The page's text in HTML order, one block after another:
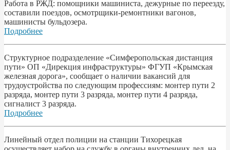
Работа в РЖД: помощники машиниста, дежурные по переезду,
составили поездов, осмотрщики-ремонтники вагонов,
машинисты бульдозера.
Подробнее
Структурное подразделение «Симферопольская дистанция
пути» ОП «Дирекция инфраструктуры» ФГУП «Крымская
железная дорога», сообщает о наличии вакансий для
трудоустройства по следующим профессиям: монтер пути 2
разряда, монтер пути 3 разряда, монтер пути 4 разряда,
сигналист 3 разряда.
Подробнее
Линейный отдел полиции на станции Тихорецкая